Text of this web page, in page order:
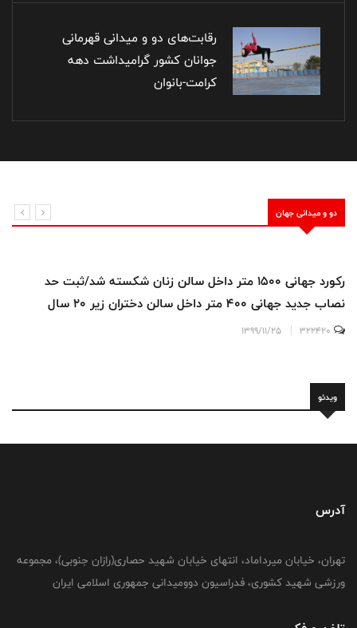
رقابت‌های دو و میدانی قهرمانی
جوانان کشور گرامیداشت دهه
کرامت-بانوان
دو و میدانی جهان
رکورد جهانی ۱۵۰۰ متر داخل سالن زنان شکسته شد/ثبت حد
نصاب جدید جهانی ۴۰۰ متر داخل سالن دختران زیر ۲۰ سال
322420
1399/11/25
ویدئواز پوتین سربازی تا اوج قهرمانی-سرگذشت علی
باغبانباشی
آدرس
تهران، خیابان میرداماد، انتهای خیابان شهید حصاری(رازان جنوبی)، مجموعه
ورزشی شهید کشوری، فدراسیون دوومیدانی جمهوری اسلامی ایران